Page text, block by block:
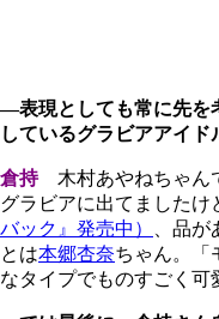
―表現としても常に先を
しているグラビアアイド
倉持木村あやねちゃん
グラビアに出てましたけ
バック』発売中）
、品
とは本郷杏奈ちゃん。「
なタイプでものすごく可